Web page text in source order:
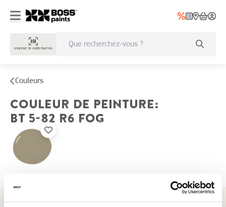
scanner le code-barres
Couleurs
COULEUR DE PEINTURE:
BT 5-82 R6 FOG